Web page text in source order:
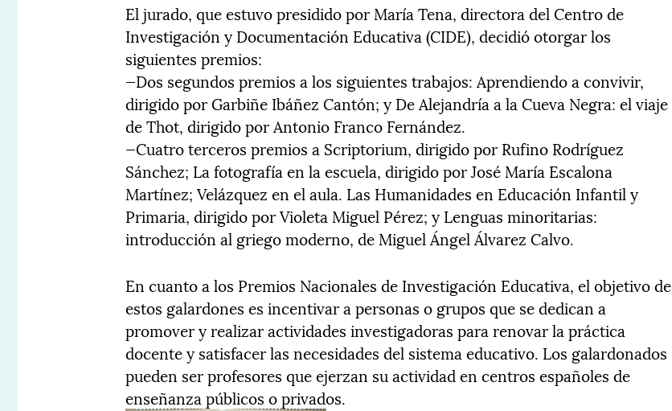
El jurado, que estuvo presidido por María Tena, directora del Centro de
Investigación y Documentación Educativa (CIDE), decidió otorgar los
siguientes premios:
—Dos segundos premios a los siguientes trabajos: Aprendiendo a convivir,
dirigido por Garbiñe Ibáñez Cantón; y De Alejandría a la Cueva Negra: el viaje
de Thot, dirigido por Antonio Franco Fernández.
—Cuatro terceros premios a Scriptorium, dirigido por Rufino Rodríguez
Sánchez; La fotografía en la escuela, dirigido por José María Escalona
Martínez; Velázquez en el aula. Las Humanidades en Educación Infantil y
Primaria, dirigido por Violeta Miguel Pérez; y Lenguas minoritarias:
introducción al griego moderno, de Miguel Ángel Álvarez Calvo.
En cuanto a los Premios Nacionales de Investigación Educativa, el objetivo de
estos galardones es incentivar a personas o grupos que se dedican a
promover y realizar actividades investigadoras para renovar la práctica
docente y satisfacer las necesidades del sistema educativo. Los galardonados
pueden ser profesores que ejerzan su actividad en centros españoles de
enseñanza públicos o privados.